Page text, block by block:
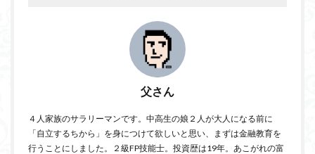
父さん
４人家族のサラリーマンです。中高生の娘２人が大人になる前に
「自立するちから」を身につけて欲しいと思い、まずは金融教育を
行うことにしました。２級FP技能士。投資歴は19年。あこがれの富